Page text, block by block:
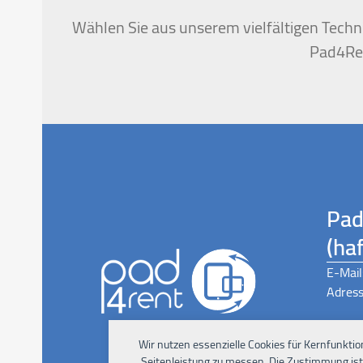
Wir nutzen essenzielle Cookies für
first
slideWählen Sie aus unserem vielfältigen
E-